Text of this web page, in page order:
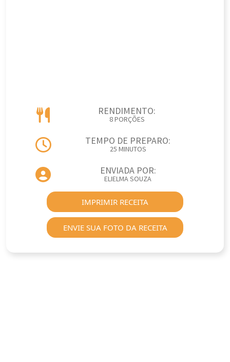
RENDIMENTO:
8 PORÇÕES
TEMPO DE PREPARO:
25 MINUTOS
ENVIADA POR:
ELIELMA SOUZA
IMPRIMIR RECEITA
ENVIE SUA FOTO DA RECEITA